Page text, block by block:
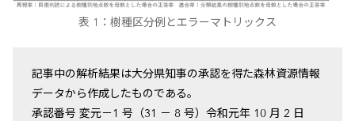
表 1：樹種区分例とエラーマトリックス
記事中の解析結果は大分県知事の承認を得た森林資源情報
データから作成したものである。
承認番号 変元－1 号（31 － 8 号）令和元年 10 月 2 日